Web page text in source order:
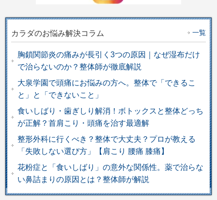
カラダのお悩み解決コラム 一覧
胸鎖関節炎の痛みが長引く3つの原因｜なぜ湿布だけ
で治らないのか？整体師が徹底解説
大泉学園で頭痛にお悩みの方へ。整体で「できるこ
と」と「できないこと」
食いしばり・歯ぎしり解消！ボトックスと整体どっち
が正解？首肩こり・頭痛を治す最適解
整形外科に行くべき？整体で大丈夫？プロが教える
「失敗しない選び方」【肩こり 腰痛 膝痛】
花粉症と「食いしばり」の意外な関係性。薬で治らな
い鼻詰まりの原因とは？整体師が解説